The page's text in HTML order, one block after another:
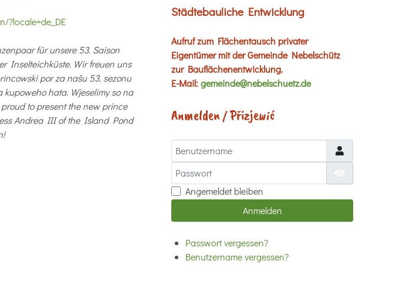
?locale=de_DE
für unsere 53. Saison
Inselteichküste. Wir freuen uns
por za našu 53. sezonu
hata. Wjeselimy so na
to present the new prince
Andrea III of the Island Pond
Städtebauliche Entwicklung
Aufruf zum Flächentausch privater
Eigentümer mit der Gemeinde Nebelschütz
zur Bauflächenentwicklung.
E-Mail:gemeinde@nebelschuetz.de
Anmelden / Přizjewić
Benutzername
Passwort
Angemeldet bleiben
Anmelden
Passwort vergessen?
Benutzername vergessen?